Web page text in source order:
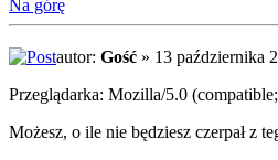
Na górę
autor: Gość » 13 października
Przeglądarka: Mozilla/5.0
Możesz, o ile nie będziesz czerpał z